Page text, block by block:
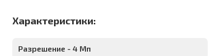
Характеристики:
Разрешение - 4 Мп